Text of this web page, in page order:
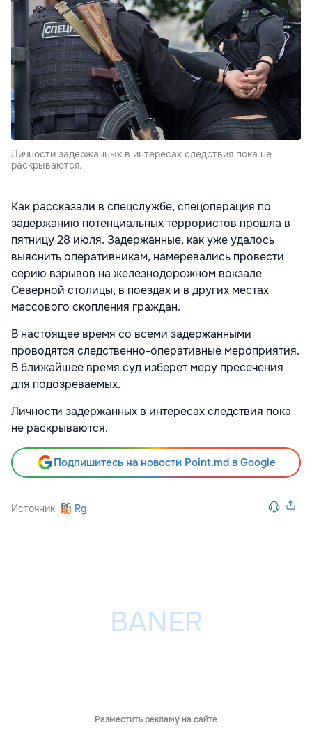
Личности задержанных в интересах следствия пока не
раскрываются.
Как рассказали в спецслужбе, спецоперация по
задержанию потенциальных террористов прошла в
пятницу 28 июля. Задержанные, как уже удалось
выяснить оперативникам, намеревались провести
серию взрывов на железнодорожном вокзале
Северной столицы, в поездах и в других местах
массового скопления граждан.
В настоящее время со всеми задержанными
проводятся следственно-оперативные мероприятия.
В ближайшее время суд изберет меру пресечения
для подозреваемых.
Личности задержанных в интересах следствия пока
не раскрываются.
Подпишитесь на новости Point.md в Google
Источник Rg
Разместить рекламу на сайте